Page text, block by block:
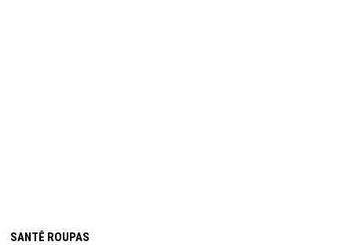
SANTÊ ROUPAS